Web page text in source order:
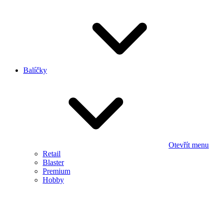
Balíčky
Otevřít menu
Retail
Blaster
Premium
Hobby